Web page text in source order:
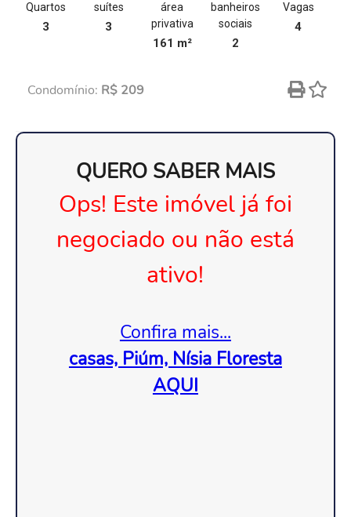
Quartos
3
suítes
3
área
privativa
161 m²
banheiros
sociais
2
Vagas
4
Condomínio: R$ 209
QUERO SABER MAIS
Ops! Este imóvel já foi
negociado ou não está
ativo!
Confira mais...
casas, Piúm, Nísia Floresta
AQUI